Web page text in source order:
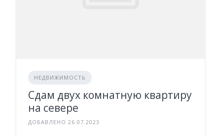
НЕДВИЖИМОСТЬ
Сдам двух комнатную квартиру
на севере
ДОБАВЛЕНО 26.07.2023